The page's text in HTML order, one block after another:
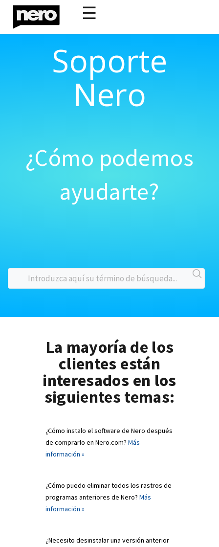
☰
Soporte
Nero
¿Cómo podemos
ayudarte?
La mayoría de los
clientes están
interesados en los
siguientes temas:
¿Cómo instalo el software de Nero después
de comprarlo en Nero.com? Más
información »
¿Cómo puedo eliminar todos los rastros de
programas anteriores de Nero? Más
información »
¿Necesito desinstalar una versión anterior